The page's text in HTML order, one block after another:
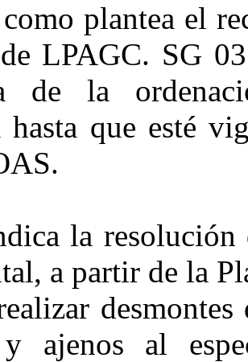
plantea el
LPAGC. SG
de la
hasta que esté
la
a partir de la
y ajenos al